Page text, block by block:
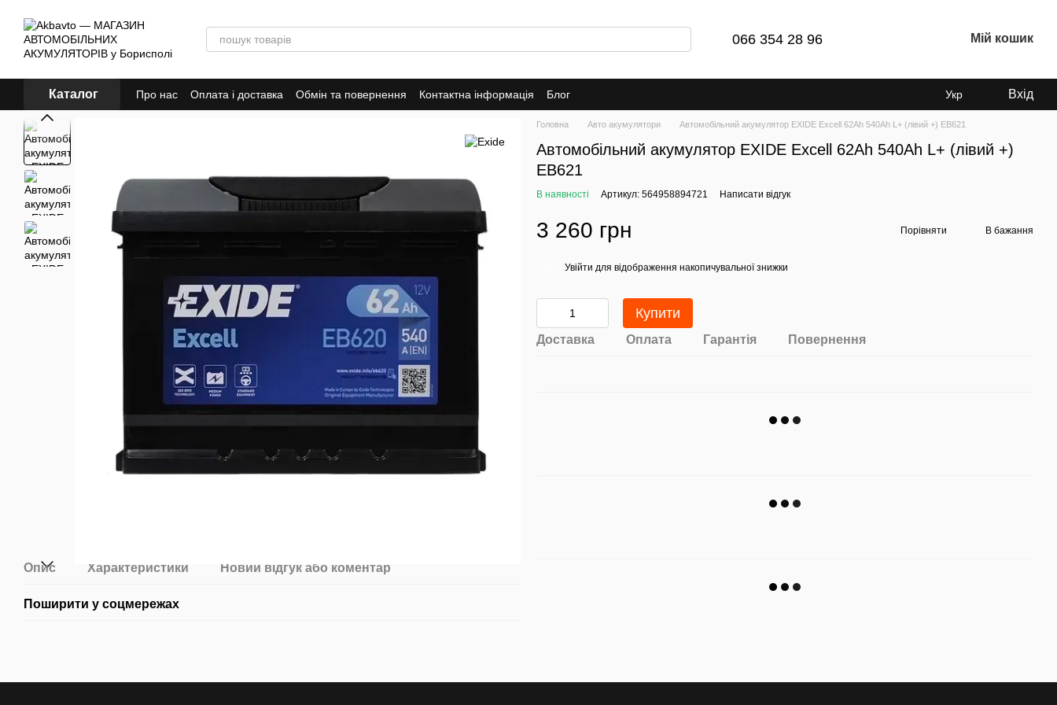
066 354 28 96 Мій кошик
Каталог Про нас Оплата і доставка Обмін та повернення Контактна інформація Блог Укр Вхід
Опис Характеристики Новий відгук або коментар
Поширити у соцмережах
Головна Авто акумулятори Автомобільний акумулятор EXIDE Excell 62Аh 540Ah L+ (лівий +) EB621
Автомобільний акумулятор EXIDE Excell 62Аh 540Ah L+ (лівий +)
EB621
В наявності Артикул: 564958894721 Написати відгук
3 260 грн Порівняти В бажання
Увійти для відображення накопичувальної знижки
Купити
Доставка Оплата Гарантія Повернення